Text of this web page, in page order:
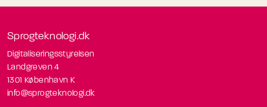
Sprogteknologi.dk
Digitaliseringsstyrelsen
Landgreven 4
1301 København K
info@sprogteknologi.dk